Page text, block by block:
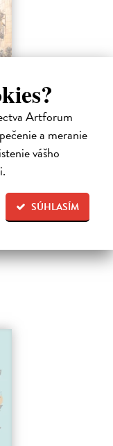
Artforum
a meranie
vášho
SÚHLASÍM
barevných
podle
výzkumu. Biologie i